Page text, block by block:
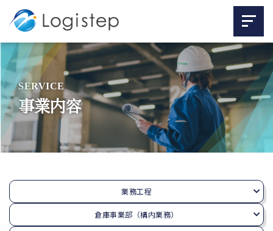
SERVICE
事業内容
業務工程
倉庫事業部（構内業務）